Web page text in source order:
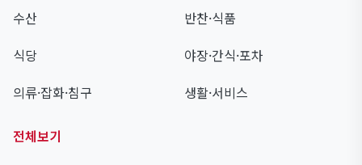
수산
반찬·식품
식당
야장·간식·포차
의류·잡화·침구
생활·서비스
전체보기